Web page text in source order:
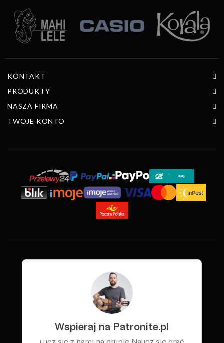
KONTAKT
PRODUKTY
NASZA FIRMA
TWOJE KONTO